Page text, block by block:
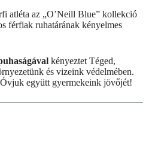
atléta az „O’Neill Blue” kollekció
férfiak ruhatárának kényelmes
kényeztet Téged,
és vizeink védelmében.
együtt gyermekeink jövőjét!